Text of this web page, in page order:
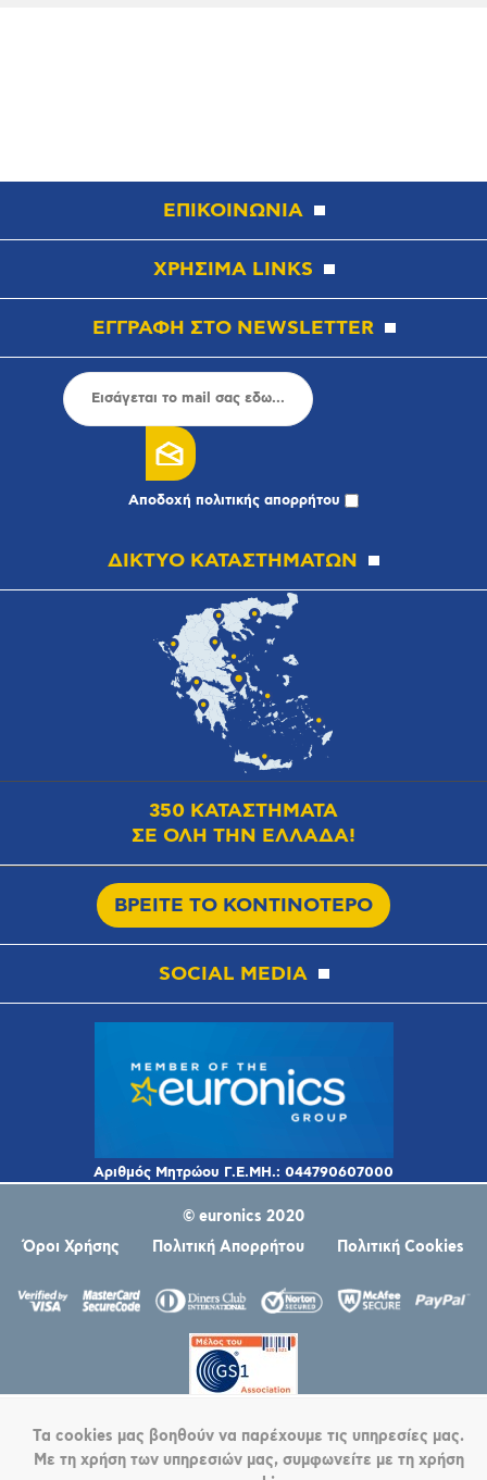
ΕΠΙΚΟΙΝΩΝΙΑ
ΧΡΗΣΙΜΑ LINKS
ΕΓΓΡΑΦΗ ΣΤΟ NEWSLETTER
Αποδοχή πολιτικής απορρήτου
ΔΙΚΤΥΟ ΚΑΤΑΣΤΗΜΑΤΩΝ
350 ΚΑΤΑΣΤΗΜΑΤΑ
ΣΕ ΟΛΗ ΤΗΝ ΕΛΛΑΔΑ!
ΒΡΕΙΤΕ ΤΟ ΚΟΝΤΙΝΟΤΕΡΟ
SOCIAL MEDIA
© euronics 2020
Όροι Χρήσης
Πολιτική Απορρήτου Πολιτική Cookies
Powered by nopCommerce
Τα cookies μας βοηθούν να παρέχουμε τις υπηρεσίες μας.
Με τη χρήση των υπηρεσιών μας, συμφωνείτε με τη χρήση